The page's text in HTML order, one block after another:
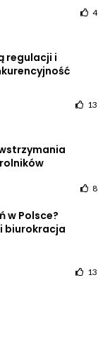
4
regulacji i
13
8
w Polsce?
i biurokracja
13